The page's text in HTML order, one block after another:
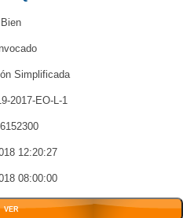
Bien
Simplificada
2017-EO-L-1
12:20:27
08:00:00
VER